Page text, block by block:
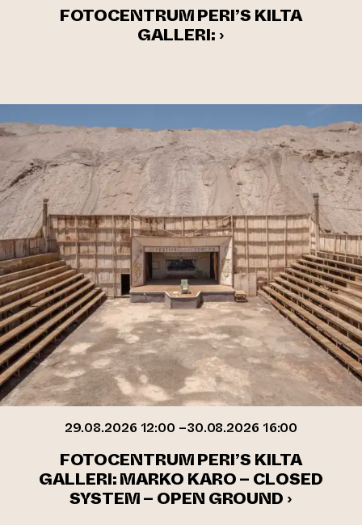
FOTOCENTRUM PERI’S KILTA
GALLERI: ›
29.08.2026 12:00 –30.08.2026 16:00
FOTOCENTRUM PERI’S KILTA
GALLERI: MARKO KARO – CLOSED
SYSTEM – OPEN GROUND ›